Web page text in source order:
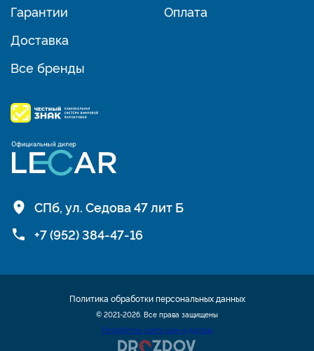
Гарантии
Доставка
Все бренды
Оплата
СПб, ул. Седова 47 лит Б
+7 (952) 384-47-16
© 2021-2026. Все права защищены
Разработка сайта шин и дисков
Политика обработки персональных данных